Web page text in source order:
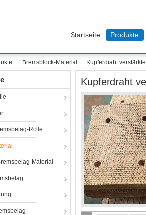
Startseite Produkte
Bremsblock-Material Kupferdraht
Rolle
Material
Kupferdraht